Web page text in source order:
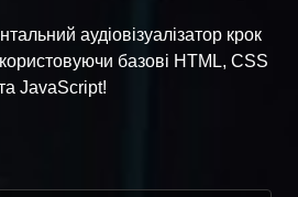
аудіовізуалізатор крок
базові HTML, CSS
JavaScript!